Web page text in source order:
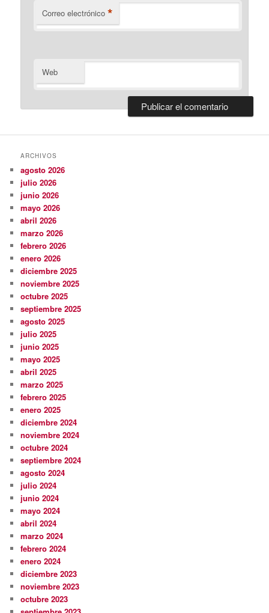
Correo electrónico *
Web
ARCHIVOS
agosto 2026
julio 2026
junio 2026
mayo 2026
abril 2026
marzo 2026
febrero 2026
enero 2026
diciembre 2025
noviembre 2025
octubre 2025
septiembre 2025
agosto 2025
julio 2025
junio 2025
mayo 2025
abril 2025
marzo 2025
febrero 2025
enero 2025
diciembre 2024
noviembre 2024
octubre 2024
septiembre 2024
agosto 2024
julio 2024
junio 2024
mayo 2024
abril 2024
marzo 2024
febrero 2024
enero 2024
diciembre 2023
noviembre 2023
octubre 2023